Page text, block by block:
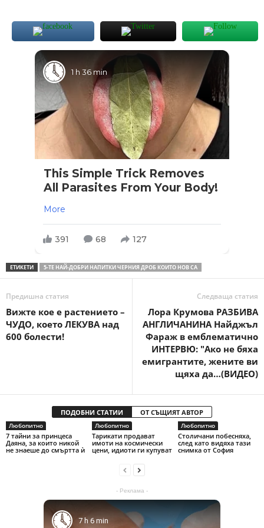
1 h 36 min
This Simple Trick Removes
All Parasites From Your Body!
More
391 68 127
ЕТИКЕТИ 5-ТЕ НАЙ-ДОБРИ НАПИТКИ ЧЕРНИЯ ДРОБ КОИТО НОВ СА
Предишна статия
Вижте кое е растението –
ЧУДО, което ЛЕКУВА над
600 болести!
Следваща статия
Лора Крумова РАЗБИВА
АНГЛИЧАНИНА Найджъл
Фараж в емблематично
ИНТЕРВЮ: "Ако не бяха
емигрантите, жените ви
щяха да…(ВИДЕО)
ПОДОБНИ СТАТИИ ОТ СЪЩИЯТ АВТОР
Любопитно
7 тайни за принцеса
Даяна, за които никой
не знаеше до смъртта ѝ
Любопитно
Тарикати продават
имоти на космически
цени, идиоти ги купуват
Любопитно
Столичани побесняха,
след като видяха тази
снимка от София
- Реклама -
7 h 6 min